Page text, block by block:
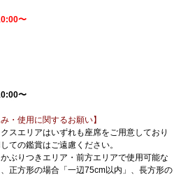
〜
〜
・使用に関するお願い】
スエリアはいずれも座席をご用意しており
ての鑑賞はご遠慮ください。
ぶりつきエリア・前方エリアで使用可能な
正方形の場合「一辺75cm以内」、長方形の